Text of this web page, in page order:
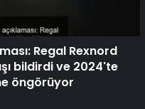
Regal Rexnord
bildirdi ve 2024'te
öngörüyor